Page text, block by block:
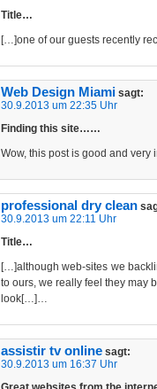
Title…
[…]one of our guests recently
Web Design Miami sagt:
30.9.2013 um 22:35 Uhr
Finding this site……
Wow, this post is good and
professional dry clean
30.9.2013 um 22:11 Uhr
Title…
[…]although web-sites we
to ours, we really feel they may
look[…]…
assistir tv online sagt:
30.9.2013 um 16:37 Uhr